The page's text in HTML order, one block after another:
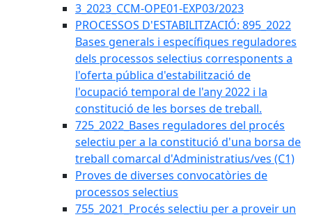
3_2023_CCM-OPE01-EXP03/2023
PROCESSOS D'ESTABILITZACIÓ: 895_2022
Bases generals i específiques reguladores
dels processos selectius corresponents a
l'oferta pública d'estabilització de
l'ocupació temporal de l'any 2022 i la
constitució de les borses de treball.
725_2022_Bases reguladores del procés
selectiu per a la constitució d'una borsa de
treball comarcal d'Administratius/ves (C1)
Proves de diverses convocatòries de
processos selectius
755_2021_Procés selectiu per a proveir un